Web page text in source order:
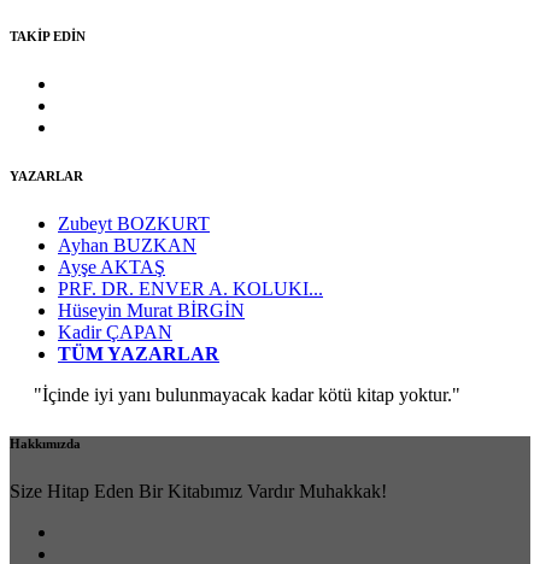
TAKİP EDİN
YAZARLAR
Zubeyt BOZKURT
Ayhan BUZKAN
Ayşe AKTAŞ
PRF. DR. ENVER A. KOLUKI...
Hüseyin Murat BİRGİN
Kadir ÇAPAN
TÜM YAZARLAR
"İçinde iyi yanı bulunmayacak kadar kötü kitap yoktur."
Hakkımızda
Size Hitap Eden Bir Kitabımız Vardır Muhakkak!